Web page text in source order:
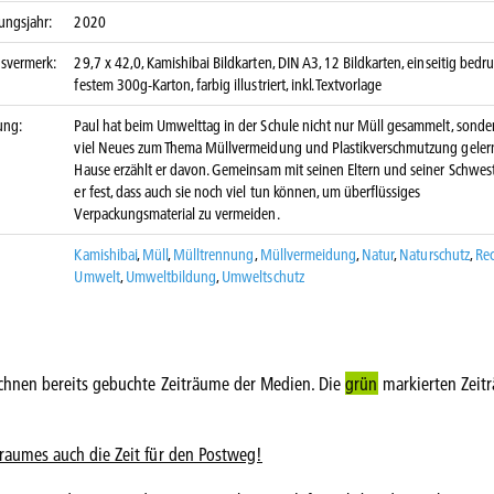
2020
29,7 x 42,0, Kamishibai Bildkarten, DIN A3, 12 Bildkarten, einseitig
festem 300g-Karton, farbig illustriert, inkl. Textvorlage
Paul hat beim Umwelttag in der Schule nicht nur Müll gesammelt,
viel Neues zum Thema Müllvermeidung und Plastikverschmutzung
Hause erzählt er davon. Gemeinsam mit seinen Eltern und seiner
er fest, dass auch sie noch viel tun können, um überflüssiges
Verpackungsmaterial zu vermeiden.
Kamishibai,Müll,Mülltrennung,Müllvermeidung,Natur,Naturschutz,
Umwelt,Umweltbildung,Umweltschutz
bereits gebuchte Zeiträume der Medien. Diegrün markierten
auch die Zeit für den Postweg!